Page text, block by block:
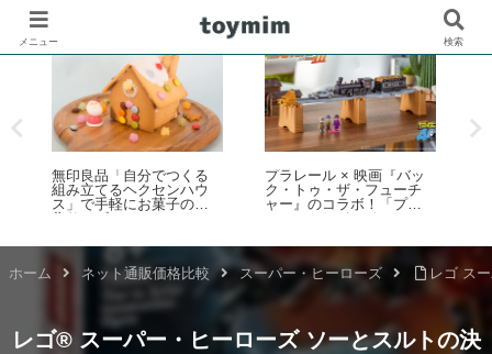
ル × 映画『バッ
・ザ・フューチ
コラボ！「プラ
ック・トゥ・
車131号＆タイム
2025年10月新登
レゴ(R)マリオ：いろいろ
な色のブロックでマリオ
の反応を確認してみた
「たまごっち」
ズ「Tamagotchi
Paradise（たま
超えの大好評
ホーム ネット通販価格比較 スーパー・ヒーローズ レゴ ス
レゴ® スーパー・ヒーローズ ソーとスルトの決
メニュー 検索